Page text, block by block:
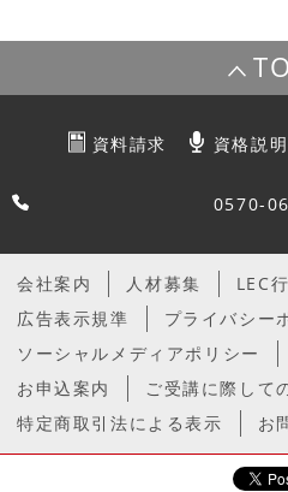
資料請求 資格説
0570-
会社案内 人材募集 LEC
広告表示規準
プライバシー
ソーシャルメディアポリシー
お申込案内
ご受講に際して
特定商取引法による表示
お